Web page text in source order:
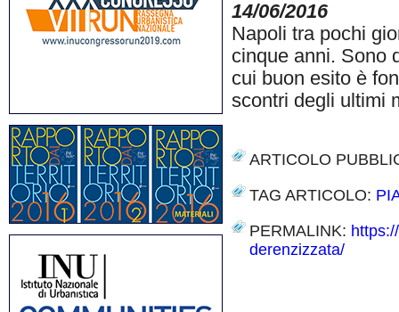
14/06/2016
Napoli tra pochi
cinque anni. Sono
cui buon esito è
scontri degli ultimi
ARTICOLO
TAG ARTICOLO:
PERMALINK:
derenzizzata/